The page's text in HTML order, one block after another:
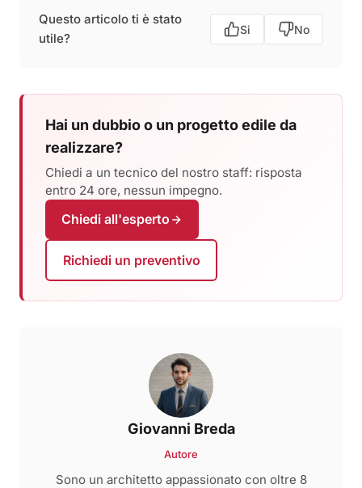
Questo articolo ti è stato
utile?
Si No
Hai un dubbio o un progetto edile da
realizzare?
Chiedi a un tecnico del nostro staff: risposta
entro 24 ore, nessun impegno.
Chiedi all'esperto
Richiedi un preventivo
Giovanni Breda
Autore
Sono un architetto appassionato con oltre 8